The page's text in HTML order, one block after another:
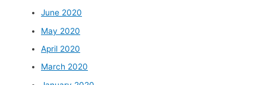
June 2020
May 2020
April 2020
March 2020